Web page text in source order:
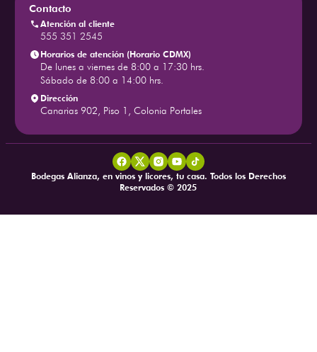
Contacto
Atención al cliente
555 351 2545
Horarios de atención (Horario CDMX)
De lunes a viernes de 8:00 a 17:30 hrs.
Sábado de 8:00 a 14:00 hrs.
Dirección
Canarias 902, Piso 1, Colonia Portales
Bodegas Alianza, en vinos y licores, tu casa. Todos los Derechos
Reservados © 2025